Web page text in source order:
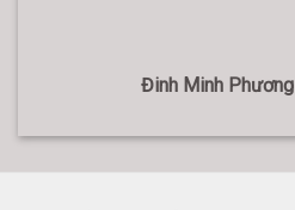
Đinh Minh Phương